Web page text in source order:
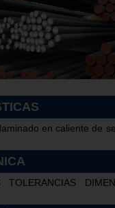
en caliente de
TOLERANCIAS